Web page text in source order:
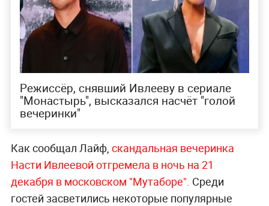
Режиссёр, снявший Ивлееву в сериале
"Монастырь", высказался насчёт "голой
вечеринки"
Как сообщал Лайф, скандальная вечеринка
Насти Ивлеевой отгремела в ночь на 21
декабря в московском "Мутаборе". Среди
гостей засветились некоторые популярные